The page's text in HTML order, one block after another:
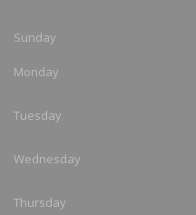
Sunday
Monday
Tuesday
Wednesday
Thursday